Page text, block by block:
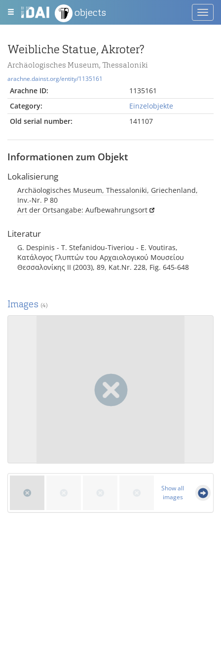
objects
Weibliche Statue, Akroter?
Archäologisches Museum, Thessaloniki
arachne.dainst.org/entity/1135161
Arachne ID:
1135161
Category:
Einzelobjekte
Old serial number:
141107
Informationen zum Objekt
Lokalisierung
Archäologisches Museum, Thessaloniki, Griechenland,
Inv.-Nr. P 80
Art der Ortsangabe: Aufbewahrungsort
Literatur
G. Despinis - T. Stefanidou-Tiveriou - E. Voutiras,
Κατάλογος Γλυπτών του Αρχαιολογικού Μουσείου
Θεσσαλονίκης II (2003), 89, Kat.Nr. 228, Fig. 645-648
Images (4)
Show all
images